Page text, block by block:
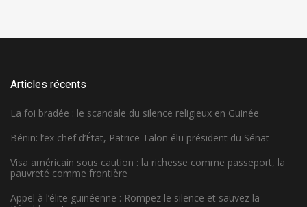
Articles récents
La foi bradée : le scandale du silence religieux en Guinée
Bénin: l’ex chef d’État, Patrice Talon élu président du Sénat
Visa américain sous caution : la richesse comme passeport, la
pauvreté comme frontière
Appel à l’élite guinéenne : Rompez le silence et sauvez la